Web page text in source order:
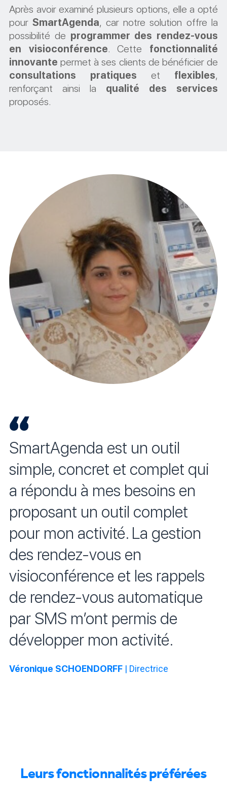
Après avoir examiné plusieurs options, elle a opté
pourSmartAgenda, car notre solution offre la
possibilité de programmer des rendez-vous
en visioconférence. Cette fonctionnalité
innovante permet à ses clients de bénéficier de
consultations pratiques et flexibles,
renforçant ainsi la qualité des services
proposés.
SmartAgenda est un outil
simple, concret et complet qui
a répondu à mes besoins en
proposant un outil complet
pour mon activité. La gestion
des rendez-vous en
visioconférence et les rappels
de rendez-vous automatique
par SMS m’ont permis de
développer mon activité.
Véronique SCHOENDORFF | Directrice
Leurs fonctionnalités préférées